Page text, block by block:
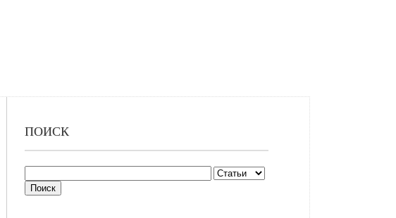
ПОИСК